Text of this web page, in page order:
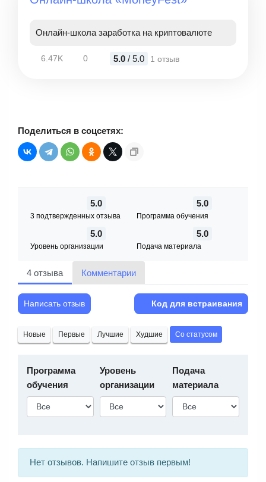
Онлайн-школа заработка на криптовалюте
6.47K 0 5.0 / 5.0 1 отзыв
Поделиться в соцсетях:
5.0
3 подтвержденных отзыва
5.0
Программа обучения
5.0
Уровень организации
5.0
Подача материала
4 отзыва Комментарии
Написать отзыв Код для встраивания
Новые Первые Лучшие Худшие Со статусом
Программа
обучения
Уровень
организации
Подача
материала
Нет отзывов. Напишите отзыв первым!